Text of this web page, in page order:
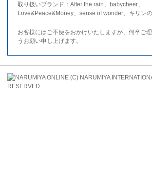
取り扱いブランド：After the rain、babycheer、
Love&Peace&Money、sense of wonder、キリン
お客様にはご不便をおかけいたしますが、何卒ご
うお願い申し上げます。